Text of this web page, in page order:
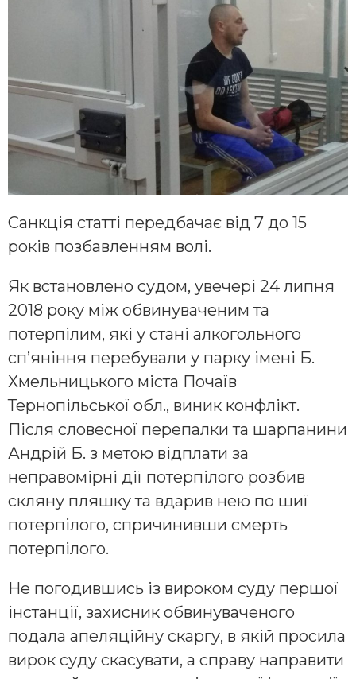
Санкція статті передбачає від 7 до 15
років позбавленням волі.
Як встановлено судом, увечері 24 липня
2018 року між обвинуваченим та
потерпілим, які у стані алкогольного
сп’яніння перебували у парку імені Б.
Хмельницького міста Почаїв
Тернопільської обл., виник конфлікт.
Після словесної перепалки та шарпанини
Андрій Б. з метою відплати за
неправомірні дії потерпілого розбив
скляну пляшку та вдарив нею по шиї
потерпілого, спричинивши смерть
потерпілого.
Не погодившись із вироком суду першої
інстанції, захисник обвинуваченого
подала апеляційну скаргу, в якій просила
вирок суду скасувати, а справу направити